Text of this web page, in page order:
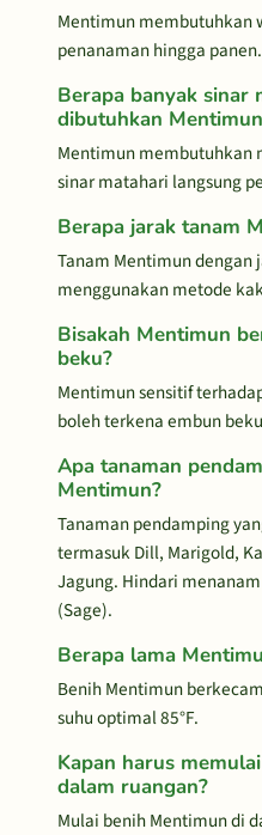
Mentimun membutuhkan
penanaman hingga panen.
Berapa banyak sinar
dibutuhkan
Mentimun membutuhkan
sinar matahari langsung
Berapa jarak tanam
Tanam Mentimun
menggunakan metode
Bisakah Mentimun
beku?
Mentimun sensitif
boleh terkena embun
Apa tanaman
Mentimun?
Tanaman pendamping
termasuk Dill, Marigold,
Jagung. Hindari
(Sage).
Berapa lama
Benih Mentimun
suhu optimal 85°F.
Kapan harus
dalam ruangan?
Mulai benih Mentimun di